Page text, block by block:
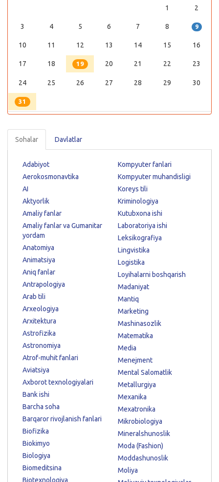
1
2
3 4 5 6 7 8 9
10 11 12 13 14 15 16
17 18 19 20 21 22 23
24 25 26 27 28 29 30
31
Sohalar Davlatlar
Adabiyot
Aerokosmonavtika
AI
Aktyorlik
Amaliy fanlar
Amaliy fanlar va Gumanitar
yordam
Anatomiya
Animatsiya
Aniq fanlar
Antrapologiya
Arab tili
Arxeologiya
Arxitektura
Astrofizika
Astronomiya
Atrof-muhit fanlari
Aviatsiya
Axborot texnologiyalari
Bank ishi
Barcha soha
Barqaror rivojlanish fanlari
Biofizika
Biokimyo
Biologiya
Biomeditsina
Biotexnologiya
Kompyuter fanlari
Kompyuter muhandisligi
Koreys tili
Kriminologiya
Kutubxona ishi
Laboratoriya ishi
Leksikografiya
Lingvistika
Logistika
Loyihalarni boshqarish
Madaniyat
Mantiq
Marketing
Mashinasozlik
Matematika
Media
Menejment
Mental Salomatlik
Metallurgiya
Mexanika
Mexatronika
Mikrobiologiya
Mineralshunoslik
Moda (Fashion)
Moddashunoslik
Moliya